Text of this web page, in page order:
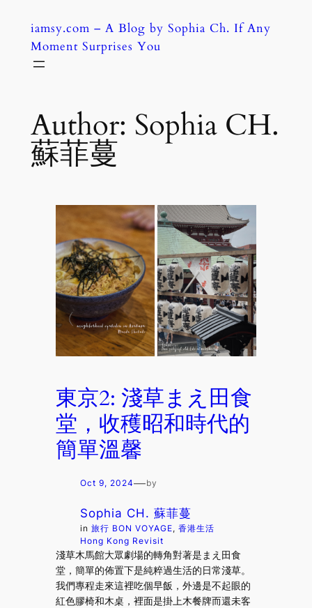
content
iamsy.com – A Blog by Sophia Ch. If Any
Moment Surprises You
Author: Sophia CH.
蘇菲蔓
東京2: 淺草まえ田食
堂，收穫昭和時代的
簡單溫馨
Oct 9, 2024—by
Sophia CH. 蘇菲蔓
in旅行 BON VOYAGE, 香港生活
Hong Kong Revisit
淺草木馬館大眾劇場的轉角對著是まえ田食
堂，簡單的佈置下是純粹過生活的日常淺草。
我們專程走來這裡吃個早飯，外邊是不起眼的
紅色膠椅和木桌，裡面是掛上木餐牌而還未客